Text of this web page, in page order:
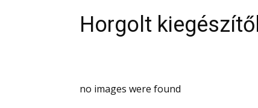
Horgolt
no images were found